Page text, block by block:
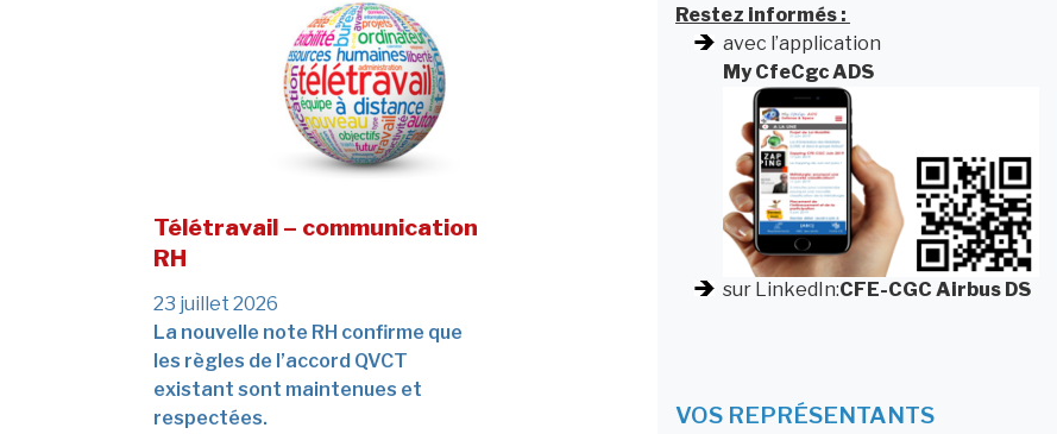
Télétravail – communication
RH
23 juillet 2026
La nouvelle note RH confirme que
les règles de l’accord QVCT
existant sont maintenues et
respectées.
Restez informés :
avec l’application
My CfeCgc ADS
sur LinkedIn:CFE-CGC Airbus DS
VOS REPRÉSENTANTS